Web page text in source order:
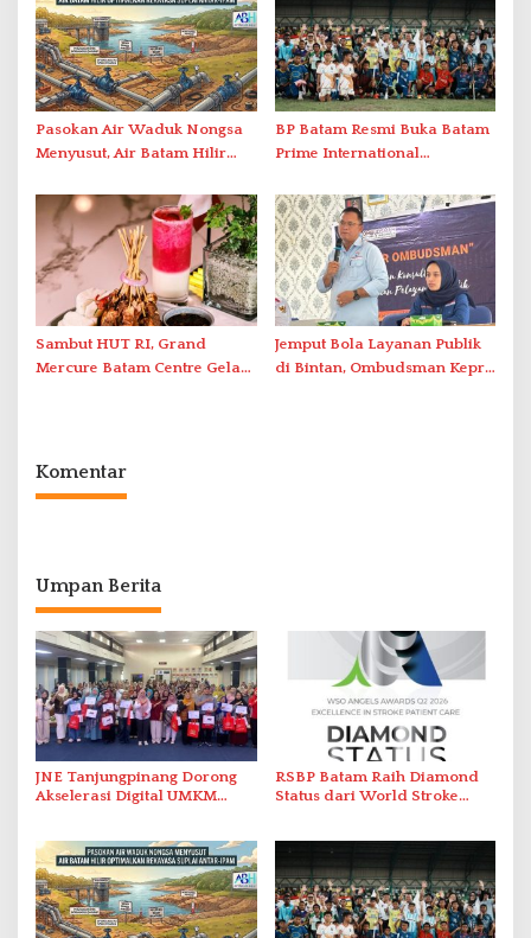
Berstandar Internasional
Pasokan Air Waduk Nongsa
Menyusut, Air Batam Hilir
Antar-IPAM
BP Batam Resmi Buka Batam
Prime International
2026 di Stadion Temenggung
Abdul Jamal
Sambut HUT RI, Grand
Mercure Batam Centre Gelar
Jemput Bola Layanan Publik
di Bintan, Ombudsman Kepri
Komentar
Umpan Berita
JNE Tanjungpinang Dorong
Akselerasi Digital UMKM
RSBP Batam Raih Diamond
Status dari World Stroke
Berstandar Internasional